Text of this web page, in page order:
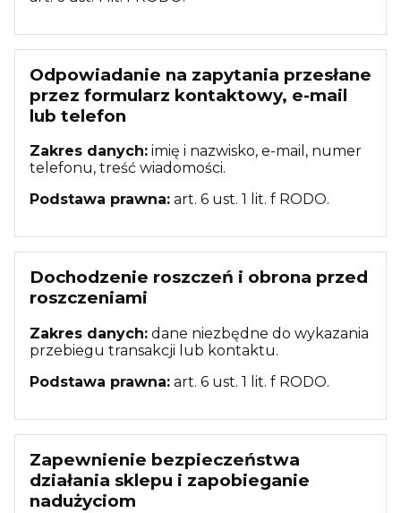
Odpowiadanie na zapytania przesłane
przez formularz kontaktowy, e-mail
lub telefon
Zakres danych: imię i nazwisko, e-mail, numer
telefonu, treść wiadomości.
Podstawa prawna: art. 6 ust. 1 lit. f RODO.
Dochodzenie roszczeń i obrona przed
roszczeniami
Zakres danych: dane niezbędne do wykazania
przebiegu transakcji lub kontaktu.
Podstawa prawna: art. 6 ust. 1 lit. f RODO.
Zapewnienie bezpieczeństwa
działania sklepu i zapobieganie
nadużyciom